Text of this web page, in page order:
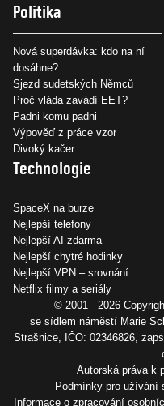
Politika
Nová superdávka: kdo na ní
dosáhne?
Sjezd sudetských Němců
Proč vláda zavádí EET?
Padni komu padni
Výpověď z práce vzor
Divoký kačer
Technologie
SpaceX na burze
Nejlepší telefony
Nejlepší AI zdarma
Nejlepší chytré hodinky
Nejlepší VPN – srovnání
Netflix filmy a seriály
© 2001 - 2026
se sídlem náměstí Marie
Strašnice, IČO: 02346826,
Autorská práva k
Podmínky pro užívání
Informace o zpracování